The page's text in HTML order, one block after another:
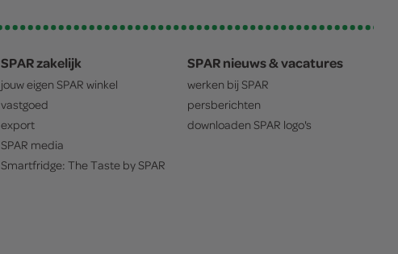
SPAR zakelijk
jouw eigen SPAR winkel
vastgoed
export
SPAR media
Smartfridge: The Taste bySPAR
SPAR nieuws & vacatures
werken bij SPAR
persberichten
downloaden SPAR logo's